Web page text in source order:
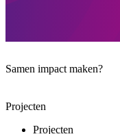
Samen impact maken?
Projecten
Projecten